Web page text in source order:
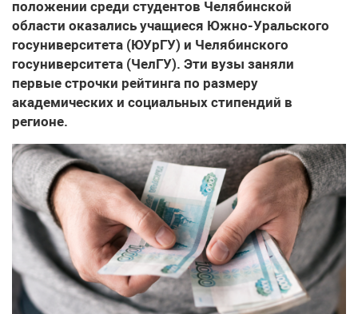
положении среди студентов Челябинской
области оказались учащиеся Южно-Уральского
госуниверситета (ЮУрГУ) и Челябинского
госуниверситета (ЧелГУ). Эти вузы заняли
первые строчки рейтинга по размеру
академических и социальных стипендий в
регионе.